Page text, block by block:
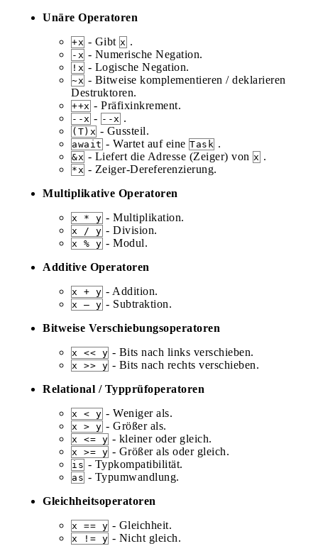
Unäre Operatoren
+x - Gibt x .
-x - Numerische Negation.
!x - Logische Negation.
~x - Bitweise komplementieren / deklarieren
Destruktoren.
++x - Präfixinkrement.
--x - --x .
(T)x - Gussteil.
await - Wartet auf eine Task .
&x - Liefert die Adresse (Zeiger) von x .
*x - Zeiger-Dereferenzierung.
Multiplikative Operatoren
x * y - Multiplikation.
x / y - Division.
x % y - Modul.
Additive Operatoren
x + y - Addition.
x – y - Subtraktion.
Bitweise Verschiebungsoperatoren
x << y - Bits nach links verschieben.
x >> y - Bits nach rechts verschieben.
Relational / Typprüfoperatoren
x < y - Weniger als.
x > y - Größer als.
x <= y - kleiner oder gleich.
x >= y - Größer als oder gleich.
is - Typkompatibilität.
as - Typumwandlung.
Gleichheitsoperatoren
x == y - Gleichheit.
x != y - Nicht gleich.